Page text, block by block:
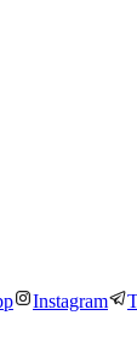
Instagram